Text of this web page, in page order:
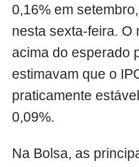
0,16% em
nesta sexta-feira. O
acima do esperado
estimavam que o
praticamente
0,09%.
Na Bolsa, as